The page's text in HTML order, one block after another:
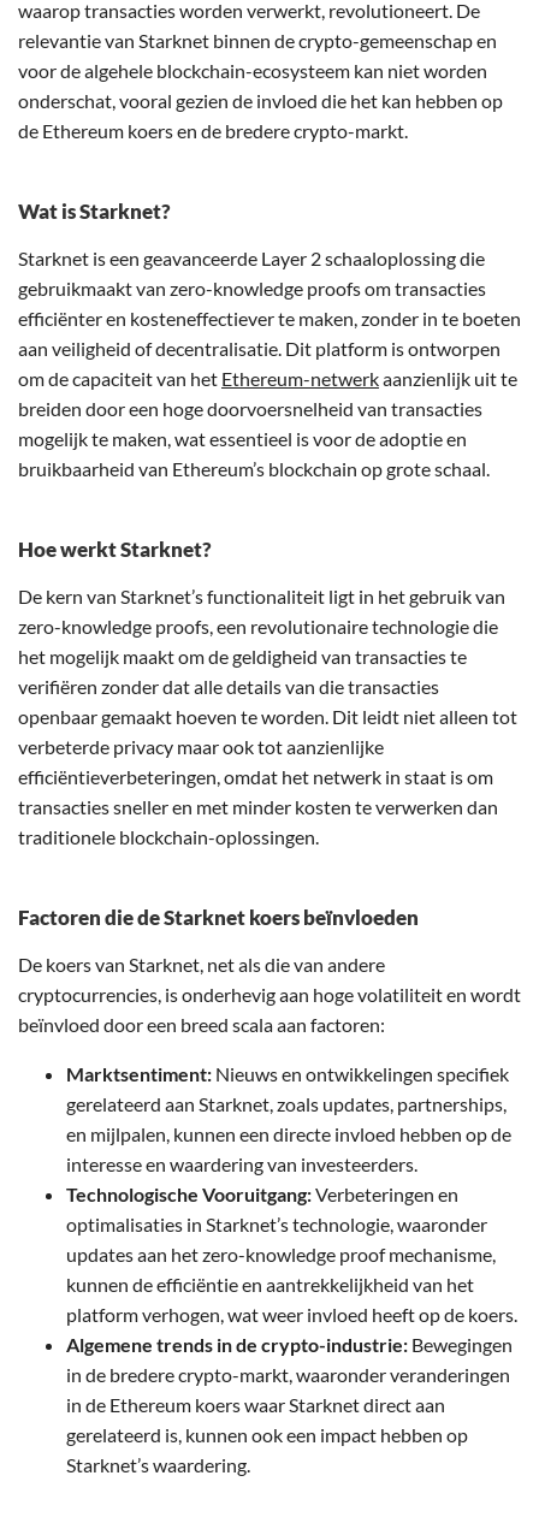
waarop transacties worden verwerkt, revolutioneert. De
relevantie van Starknet binnen de crypto-gemeenschap en
voor de algehele blockchain-ecosysteem kan niet worden
onderschat, vooral gezien de invloed die het kan hebben op
de Ethereum koers en de bredere crypto-markt.
Wat is Starknet?
Starknet is een geavanceerde Layer 2 schaaloplossing die
gebruikmaakt van zero-knowledge proofs om transacties
efficiënter en kosteneffectiever te maken, zonder in te boeten
aan veiligheid of decentralisatie. Dit platform is ontworpen
om de capaciteit van het Ethereum-netwerkaanzienlijk uit te
breiden door een hoge doorvoersnelheid van transacties
mogelijk te maken, wat essentieel is voor de adoptie en
bruikbaarheid van Ethereum’s blockchain op grote schaal.
Hoe werkt Starknet?
De kern van Starknet’s functionaliteit ligt in het gebruik van
zero-knowledge proofs, een revolutionaire technologie die
het mogelijk maakt om de geldigheid van transacties te
verifiëren zonder dat alle details van die transacties
openbaar gemaakt hoeven te worden. Dit leidt niet alleen tot
verbeterde privacy maar ook tot aanzienlijke
efficiëntieverbeteringen, omdat het netwerk in staat is om
transacties sneller en met minder kosten te verwerken dan
traditionele blockchain-oplossingen.
Factoren die de Starknet koers beïnvloeden
De koers van Starknet, net als die van andere
cryptocurrencies, is onderhevig aan hoge volatiliteit en wordt
beïnvloed door een breed scala aan factoren:
Marktsentiment: Nieuws en ontwikkelingen specifiek
gerelateerd aan Starknet, zoals updates, partnerships,
en mijlpalen, kunnen een directe invloed hebben op de
interesse en waardering van investeerders.
Technologische Vooruitgang:Verbeteringen en
optimalisaties in Starknet’s technologie, waaronder
updates aan het zero-knowledge proof mechanisme,
kunnen de efficiëntie en aantrekkelijkheid van het
platform verhogen, wat weer invloed heeft op de koers.
Algemene trends in de crypto-industrie: Bewegingen
in de bredere crypto-markt, waaronder veranderingen
in de Ethereum koers waar Starknet direct aan
gerelateerd is, kunnen ook een impact hebben op
Starknet’s waardering.